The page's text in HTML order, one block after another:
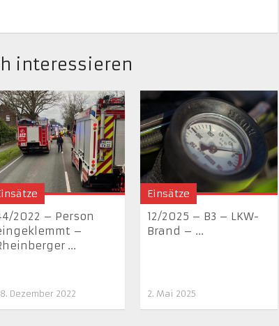
interessieren
2022 – Person
–
...
Dezember 2022
Einsätze
12/2025 – B3 – LKW-
Brand – ...
2. Mai 2025